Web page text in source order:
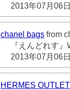
2013年07月06
chanel bags from
『えんどれす
2013年07月06
HERMES